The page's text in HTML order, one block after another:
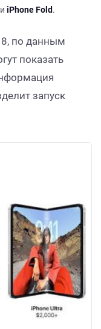
iPhone Fold.
по данным
показать
запуск